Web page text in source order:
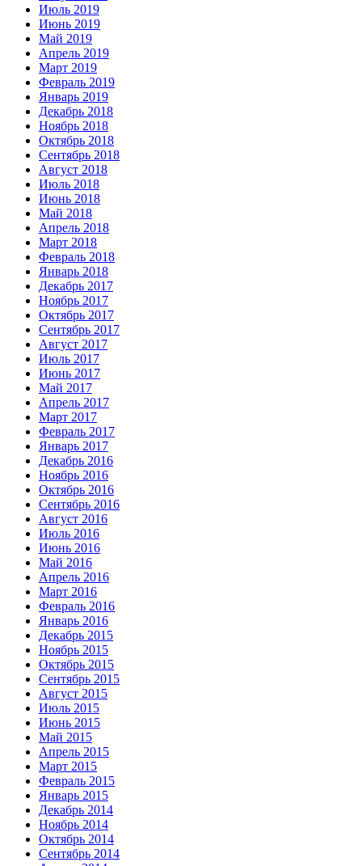
Июль 2019
Июнь 2019
Май 2019
Апрель 2019
Март 2019
Февраль 2019
Январь 2019
Декабрь 2018
Ноябрь 2018
Октябрь 2018
Сентябрь 2018
Август 2018
Июль 2018
Июнь 2018
Май 2018
Апрель 2018
Март 2018
Февраль 2018
Январь 2018
Декабрь 2017
Ноябрь 2017
Октябрь 2017
Сентябрь 2017
Август 2017
Июль 2017
Июнь 2017
Май 2017
Апрель 2017
Март 2017
Февраль 2017
Январь 2017
Декабрь 2016
Ноябрь 2016
Октябрь 2016
Сентябрь 2016
Август 2016
Июль 2016
Июнь 2016
Май 2016
Апрель 2016
Март 2016
Февраль 2016
Январь 2016
Декабрь 2015
Ноябрь 2015
Октябрь 2015
Сентябрь 2015
Август 2015
Июль 2015
Июнь 2015
Май 2015
Апрель 2015
Март 2015
Февраль 2015
Январь 2015
Декабрь 2014
Ноябрь 2014
Октябрь 2014
Сентябрь 2014